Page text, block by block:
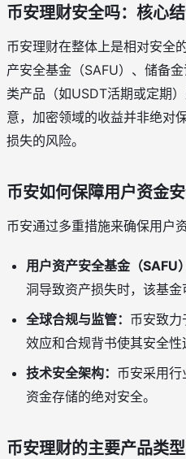
币安理财安全吗：核心
币安理财在整体上是相对安全
产安全基金（SAFU）、储备
类产品（如USDT活期或定期
意，加密领域的收益并非绝对
损失的风险。
币安如何保障用户资金安
币安通过多重措施来确保用户
用户资产安全基金（SAFU
洞导致资产损失时，该基金
全球合规与监管： 币安致
效应和合规背书使其安全性
技术安全架构： 币安采用
资金存储的绝对安全。
币安理财的主要产品类